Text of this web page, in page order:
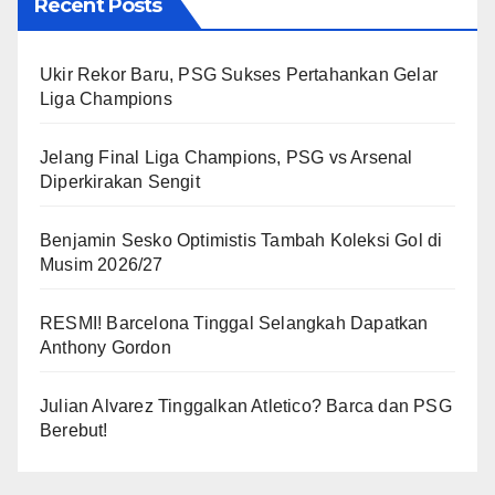
Recent Posts
Ukir Rekor Baru, PSG Sukses Pertahankan Gelar
Liga Champions
Jelang Final Liga Champions, PSG vs Arsenal
Diperkirakan Sengit
Benjamin Sesko Optimistis Tambah Koleksi Gol di
Musim 2026/27
RESMI! Barcelona Tinggal Selangkah Dapatkan
Anthony Gordon
Julian Alvarez Tinggalkan Atletico? Barca dan PSG
Berebut!